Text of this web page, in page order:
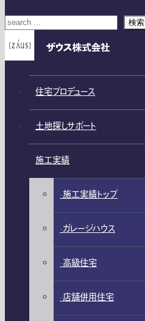
検索
住宅プロデュース
土地探しサポート
施工実績
施工実績トップ
ガレージハウス
高級住宅
店舗併用住宅